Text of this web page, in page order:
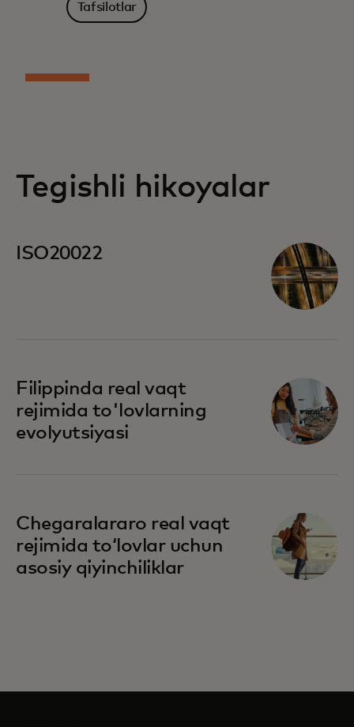
Tafsilotlar
Tegishli hikoyalar
ISO20022
Filippinda real vaqt
rejimida to'lovlarning
evolyutsiyasi
Chegaralararo real vaqt
rejimida toʻlovlar uchun
asosiy qiyinchiliklar